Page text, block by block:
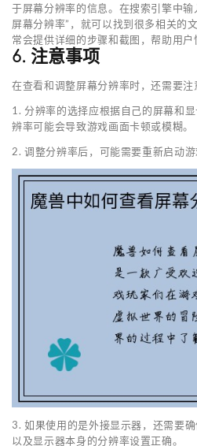
于屏幕分辨率的信息。在搜索引擎中
屏幕分辨率”，就可以找到很多相关的
常会提供详细的步骤和截图，帮助用户
6. 注意事项
在查看和调整屏幕分辨率时，还需要注
1. 分辨率的选择应根据自己的屏幕和
辨率可能会导致游戏画面卡顿或模糊。
2. 调整分辨率后，可能需要重新启动游
3. 如果使用的是外接显示器，还需要
以及显示器本身的分辨率设置正确。